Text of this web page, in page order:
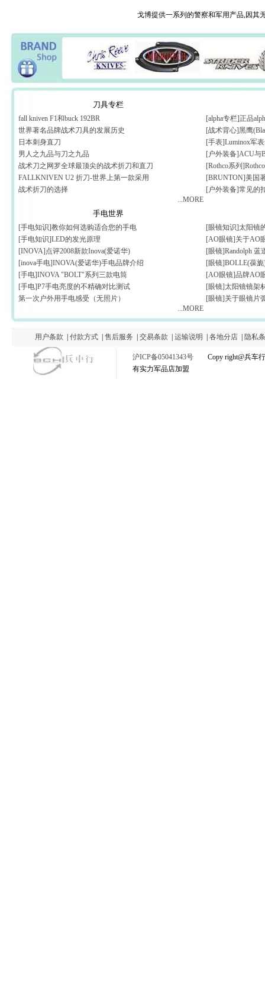
戈博提供一系列的警察和军用产品,因其
刀具专栏
fall kniven F1和buck 192BR
世界著名品牌战术刀具的发展历史
日本刺身直刀
男人之九品与刀之九品
战术刀之网罗全球最顶尖的战术折刀和直刀
FALLKNIVEN U2 折刀-世界上第一款采用
战术折刀的选择
...MORE
[alpha专栏]正品
[战术背心]黑鹰
[手表]Luminox军
[户外装备]ACU与
[Rothco系列
[BRUNTON]美国
[户外装备]常见的
手电世界
[手电知识]教你如何选购适合您的手电
[手电知识]LED的发光原理
[INOVA]点评2008新款Inova(爱诺华)
[inova手电]INOVA(爱诺华)手电品牌介绍
[手电]INOVA "BOLT"系列三款电筒
[手电]P7手电亮度的不精确对比测试
第一次户外用手电感受（无照片）
...MORE
[眼镜知识]太阳镜
[AO眼镜]关于AO
[眼镜]Randolph
[眼镜]BOLLE(葆
[AO眼镜]品牌AO
[眼镜]太阳镜镜架
[眼镜]关于眼镜片
用户条款 付款方式 售后服务 交易条款 运输说明 各地分店 隐私
沪ICP备05041343号 Copy right@兵车行
有实力军品店加盟